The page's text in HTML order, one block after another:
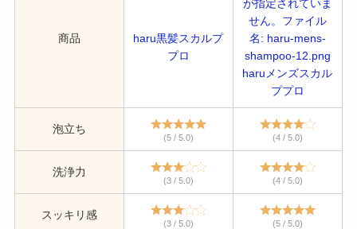
商品
haru黒髪スカルプ
プロ
haruメンズスカル
ププロ
泡立ち
(5 / 5.0) (4 / 5.0)
洗浄力
(3 / 5.0) (4 / 5.0)
スッキリ感
(3 / 5.0) (5 / 5.0)